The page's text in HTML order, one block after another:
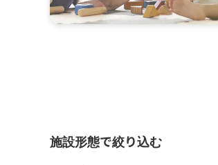
施設形態で絞り込む